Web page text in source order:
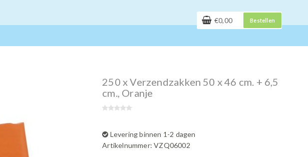
€0,00 Bestellen
250 x Verzendzakken 50 x 46 cm. + 6,5
cm., Oranje
Levering binnen 1-2 dagen
Artikelnummer: VZQ06002